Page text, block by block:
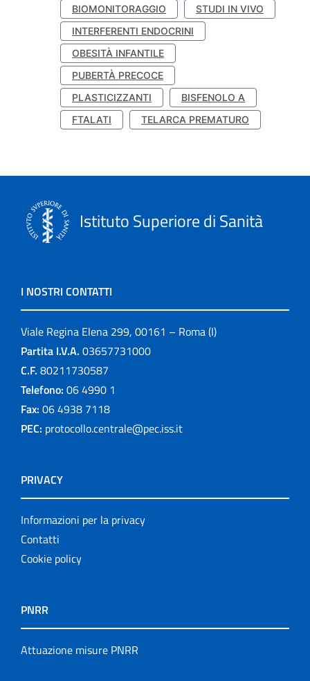
BIOMONITORAGGIO
STUDI IN VIVO
INTERFERENTI ENDOCRINI
OBESITÀ INFANTILE
PUBERTÀ PRECOCE
PLASTICIZZANTI
BISFENOLO A
FTALATI
TELARCA PREMATURO
Istituto Superiore di Sanità
I NOSTRI CONTATTI
Viale Regina Elena 299, 00161 – Roma (I)
Partita I.V.A. 03657731000
C.F. 80211730587
Telefono: 06 4990 1
Fax: 06 4938 7118
PEC: protocollo.centrale@pec.iss.it
PRIVACY
Informazioni per la privacy
Contatti
Cookie policy
PNRR
Attuazione misure PNRR